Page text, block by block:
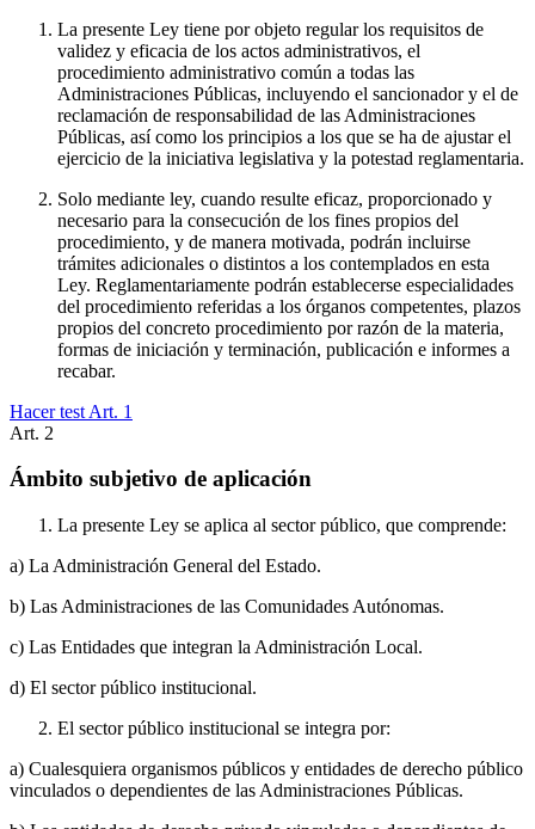
La presente Ley tiene por objeto regular los requisitos de
validez y eficacia de los actos administrativos, el
procedimiento administrativo común a todas las
Administraciones Públicas, incluyendo el sancionador y el de
reclamación de responsabilidad de las Administraciones
Públicas, así como los principios a los que se ha de ajustar el
ejercicio de la iniciativa legislativa y la potestad reglamentaria.
Solo mediante ley, cuando resulte eficaz, proporcionado y
necesario para la consecución de los fines propios del
procedimiento, y de manera motivada, podrán incluirse
trámites adicionales o distintos a los contemplados en esta
Ley. Reglamentariamente podrán establecerse especialidades
del procedimiento referidas a los órganos competentes, plazos
propios del concreto procedimiento por razón de la materia,
formas de iniciación y terminación, publicación e informes a
recabar.
Hacer test Art. 1
Art. 2
Ámbito subjetivo de aplicación
La presente Ley se aplica al sector público, que comprende:
a) La Administración General del Estado.
b) Las Administraciones de las Comunidades Autónomas.
c) Las Entidades que integran la Administración Local.
d) El sector público institucional.
El sector público institucional se integra por:
a) Cualesquiera organismos públicos y entidades de derecho público
vinculados o dependientes de las Administraciones Públicas.